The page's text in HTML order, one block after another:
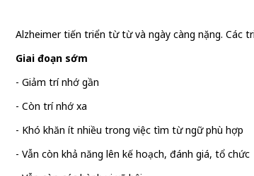
Alzheimer tiến triển từ từ và ngày càng nặng. Các
Giai đoạn sớm
- Giảm trí nhớ gần
- Còn trí nhớ xa
- Khó khăn ít nhiều trong việc tìm từ ngữ phù hợp
- Vẫn còn khả năng lên kế hoạch, đánh giá, tổ chức